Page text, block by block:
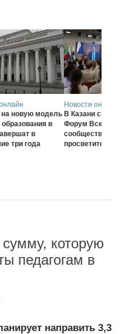
новую модель
в
в
три года
Новости онлайн
В Казани
Форум
сообщества
просветителей
которую
педагогам в
направить 3,3